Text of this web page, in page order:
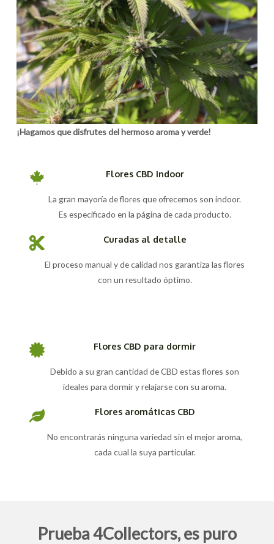
¡Hagamos que disfrutes del hermoso aroma y verde!
Flores CBD indoor
La gran mayoría de flores que ofrecemos son indoor.
Es especificado en la página de cada producto.
Curadas al detalle
El proceso manual y de calidad nos garantiza las flores
con un resultado óptimo.
Flores CBD para dormir
Debido a su gran cantidad de CBD estas flores son
ideales para dormir y relajarse con su aroma.
Flores aromáticas CBD
No encontrarás ninguna variedad sin el mejor aroma,
cada cual la suya particular.
Prueba 4Collectors, es puro